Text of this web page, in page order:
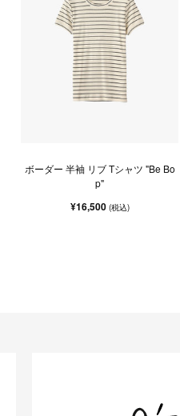
ボーダー 半袖 リブ Tシャツ "Be Bo
p"
¥16,500 (税込)